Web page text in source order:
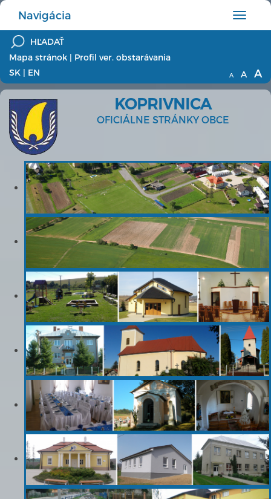
Hlavné
menu
Navigácia
Mapa stránok | Profil ver. obstarávania
SK | EN A A A
KOPRIVNICA
OFICIÁLNE STRÁNKY OBCE